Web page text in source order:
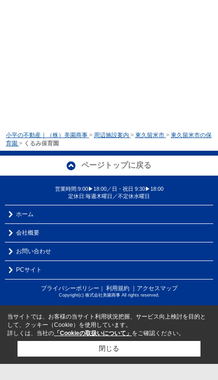
小平の不動産｜（株）美園商事 > 周辺施設案内 > 東久留米市 > 東久留米市の保
育園 > くるみ保育園
ページトップに戻る
営業時間:9:00▶18:00／日・祝日 9:30▶18:00
定休日:毎週木曜日／不定休水曜日
ホーム
会社概要
お問い合わせ
PCサイト
プライバシーポリシー ｜ 利用規約 ｜アクセスマップ
Copyright(c) 株式会社美園商事 All rights reserved.
当サイトでは、お客様の当サイト利用状況把握、サービス向上検討を目的と
して、クッキー（Cookie）を使用しています。
詳しくは、当社の 「Cookieの取扱いについて」 をご確認ください。
閉じる